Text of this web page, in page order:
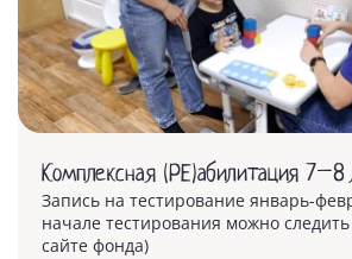
Комплексная (РЕ)абилитация 7–8
Запись на тестирование январь-
начале тестирования можно
сайте фонда)